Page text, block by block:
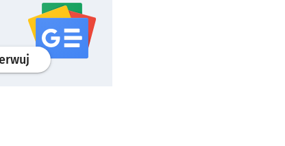
profilgoogle news